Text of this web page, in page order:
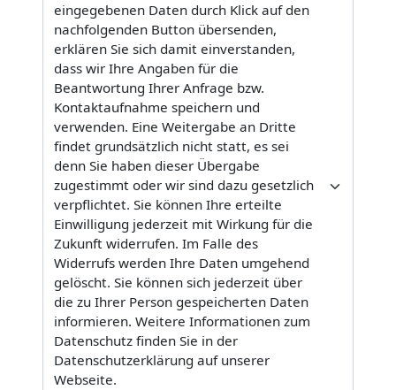
eingegebenen Daten durch Klick auf den
nachfolgenden Button übersenden,
erklären Sie sich damit einverstanden,
dass wir Ihre Angaben für die
Beantwortung Ihrer Anfrage bzw.
Kontaktaufnahme speichern und
verwenden. Eine Weitergabe an Dritte
findet grundsätzlich nicht statt, es sei
denn Sie haben dieser Übergabe
zugestimmt oder wir sind dazu gesetzlich
verpflichtet. Sie können Ihre erteilte
Einwilligung jederzeit mit Wirkung für die
Zukunft widerrufen. Im Falle des
Widerrufs werden Ihre Daten umgehend
gelöscht. Sie können sich jederzeit über
die zu Ihrer Person gespeicherten Daten
informieren. Weitere Informationen zum
Datenschutz finden Sie in der
Datenschutzerklärung auf unserer
Webseite.